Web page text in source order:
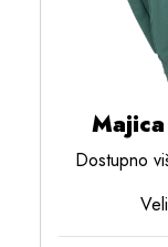
Dostupno